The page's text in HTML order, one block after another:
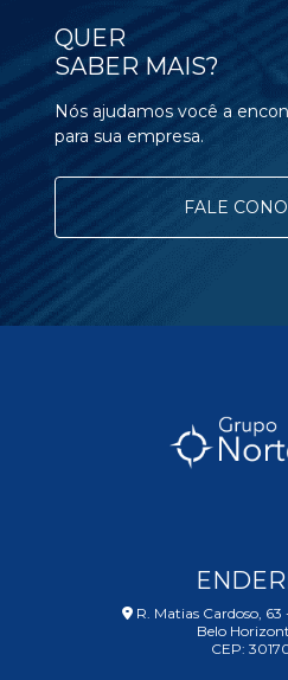
QUER
SABER MAIS?
Nós ajudamos você a
para sua empresa.
FALE
R. Matias Cardoso,
Belo
CEP: